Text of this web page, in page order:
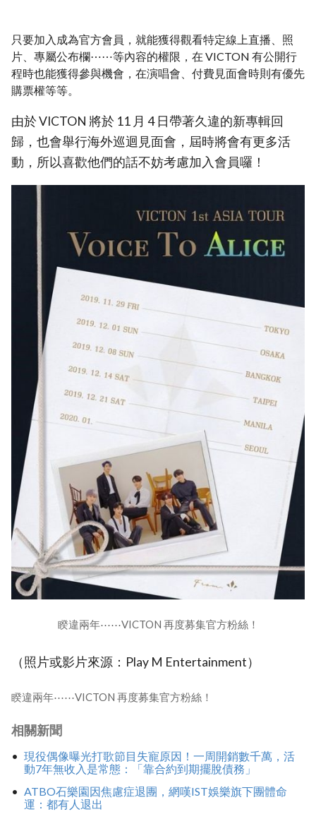
只要加入成為官方會員，就能獲得觀看特定線上直播、照
片、專屬公布欄⋯⋯等內容的權限，在 VICTON 有公開行
程時也能獲得參與機會，在演唱會、付費見面會時則有優先
購票權等等。
由於 VICTON 將於 11 月 4 日帶著久違的新專輯回
歸，也會舉行海外巡迴見面會，屆時將會有更多活
動，所以喜歡他們的話不妨考慮加入會員囉！
睽違兩年⋯⋯VICTON 再度募集官方粉絲！
（照片或影片來源：Play M Entertainment）
睽違兩年⋯⋯VICTON 再度募集官方粉絲！
相關新聞
現役偶像曝光打歌節目失寵原因！一周開銷數千萬，活
動7年無收入是常態：「靠合約到期擺脫債務」
ATBO石樂園因焦慮症退團，網嘆IST娛樂旗下團體命
運：都有人退出